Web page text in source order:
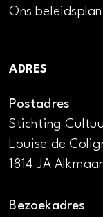
Ons
ADRES
Postadres
Stichting
Louise de
1814 JA Alkmaar
Bezoekadres